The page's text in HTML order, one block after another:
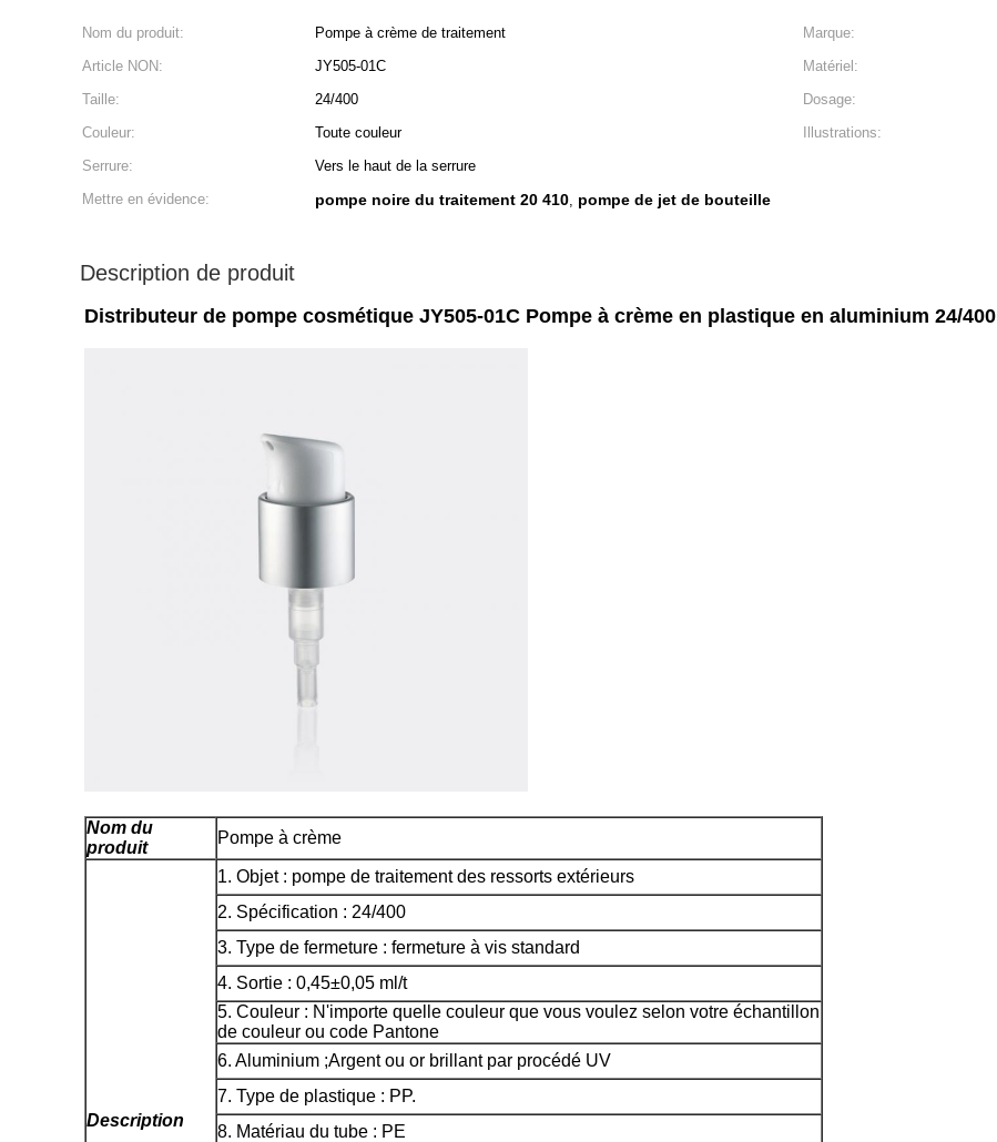
Nom du produit: Pompe à crème de traitement Marque:
Article NON:
JY505-01C Matériel:
Taille:
24/400 Dosage:
Couleur:
Toute couleur Illustrations:
Serrure:
Vers le haut de la serrure
Mettre en évidence:
pompe noire du traitement 20 410, pompe de jet de bouteille
Description de produit
Distributeur de pompe cosmétique JY505-01C Pompe à crème en plastique en aluminium 24/400
Nom du
produit
Pompe à crème
Description
1. Objet : pompe de traitement des ressorts extérieurs
2. Spécification : 24/400
3. Type de fermeture : fermeture à vis standard
4. Sortie : 0,45±0,05 ml/t
5. Couleur : N'importe quelle couleur que vous voulez selon votre échantillon
de couleur ou code Pantone
6. Aluminium ;Argent ou or brillant par procédé UV
7. Type de plastique : PP.
8. Matériau du tube : PE